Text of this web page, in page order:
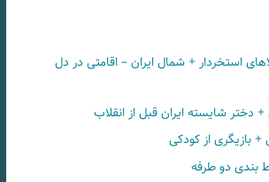
استخردار + شمال ایران – اقامتی در دل
+ دختر شایسته ایران قبل از انقلاب
+ بازیگری از کودکی
بندی دو طرفه